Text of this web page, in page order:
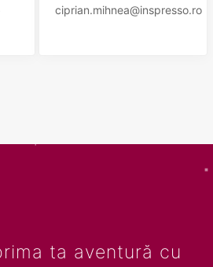
ciprian.mihnea@inspresso.ro
ta aventură cu